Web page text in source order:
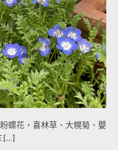
蝶花，喜林草、大幌菊、嬰
[…]